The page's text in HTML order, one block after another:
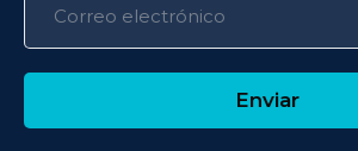
Enviar